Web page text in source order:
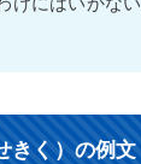
きく）の例文